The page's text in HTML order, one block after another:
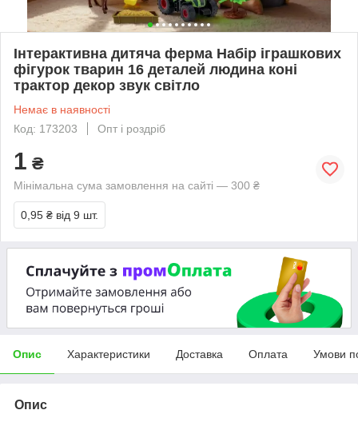
Інтерактивна дитяча ферма Набір іграшкових
фігурок тварин 16 деталей людина коні
трактор декор звук світло
Немає в наявності
Код: 173203
Опт і роздріб
1 ₴
Мінімальна сума замовлення на сайті — 300 ₴
0,95 ₴ від 9 шт.
Опис Характеристики Доставка Оплата Умови
Опис